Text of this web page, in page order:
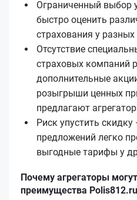
Ограниченный выбор
быстро оценить
страхования у
Отсутствие
страховых компаний
дополнительные
розыгрыши ценных
предлагают
Риск упустить
предложений легко
выгодные тарифы у
Почему агрегаторы
преимущества Polis812.ru